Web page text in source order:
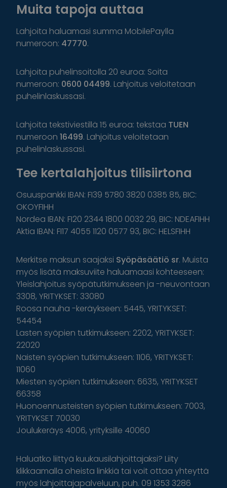
Muita tapoja auttaa
Lahjoita haluamasi summa MobilePaylla
numeroon: 47770.
Lahjoita puhelinsoitolla 20 euroa: Soita
numeroon: 0600 04499. Lahjoitus veloitetaan
puhelinlaskussasi.
Lahjoita tekstiviestillä 15 euroa: tekstaa TUEN
numeroon 16499. Lahjoitus veloitetaan
puhelinlaskussasi.
Tee kertalahjoitus tilisiirtona
Osuuspankki IBAN: FI39 5780 3820 0385 85, BIC:
OKOYFIHH
Nordea IBAN: FI20 2344 1800 0032 29, BIC: NDEAFIHH
Aktia IBAN: FI17 4055 1120 0577 93, BIC: HELSFIHH
Merkitse maksun saajaksi Syöpäsäätiö sr. Muista
myös lisätä maksuviite haluamaasi kohteeseen:
Yleislahjoitus syöpätutkimukseen ja -neuvontaan
3308, YRITYKSET: 33080
Roosa nauha -keräykseen: 5445, YRITYKSET:
54454
Lasten syöpien tutkimukseen: 2202, YRITYKSET:
22020
Naisten syöpien tutkimukseen: 1106, YRITYKSET:
11060
Miesten syöpien tutkimukseen: 6635, YRITYKSET
66358
Huonoennusteisten syöpien tutkimukseen: 7003,
YRITYKSET 70030
Joulukeräys 4006, yrityksille 40060
Haluatko liittyä kuukausilahjoittajaksi? Liity
klikkaamalla oheista linkkiä tai voit ottaa yhteyttä
myös lahjoittajapalveluun, puh. 09 1353 3286